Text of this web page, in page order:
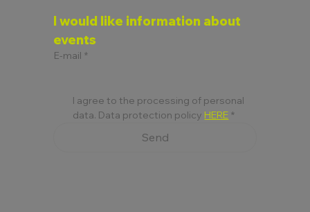
I would like information about
events
E-mail *
I agree to the processing of personal
data. Data protection policy HERE *
Send